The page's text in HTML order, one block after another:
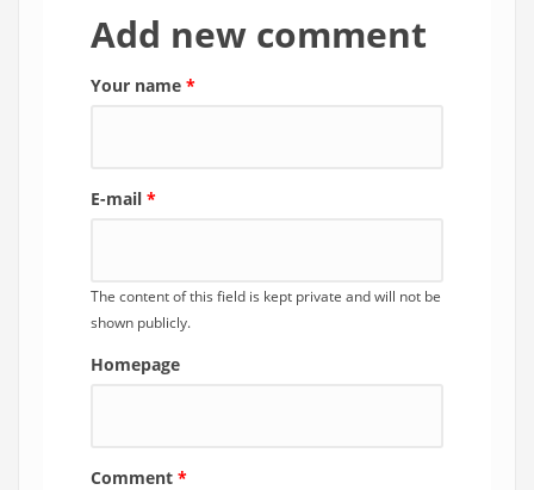
Add new comment
Your name *
E-mail *
The content of this field is kept private and will not be
shown publicly.
Homepage
Comment *